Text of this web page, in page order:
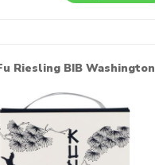
Riesling BIB Washington